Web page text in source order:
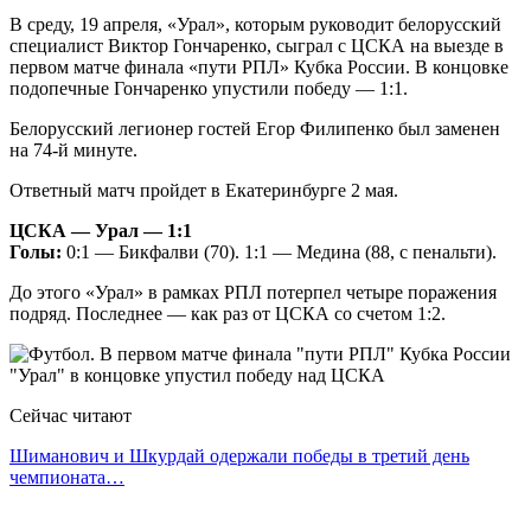
В среду, 19 апреля, «Урал», которым руководит белорусский
специалист Виктор Гончаренко, сыграл с ЦСКА на выезде в
первом матче финала «пути РПЛ» Кубка России. В концовке
подопечные Гончаренко упустили победу — 1:1.
Белорусский легионер гостей Егор Филипенко был заменен
на 74-й минуте.
Ответный матч пройдет в Екатеринбурге 2 мая.
ЦСКА — Урал — 1:1
Голы: 0:1 — Бикфалви (70). 1:1 — Медина (88, с пенальти).
До этого «Урал» в рамках РПЛ потерпел четыре поражения
подряд. Последнее — как раз от ЦСКА со счетом 1:2.
Сейчас читают
Шиманович и Шкурдай одержали победы в третий день
чемпионата…